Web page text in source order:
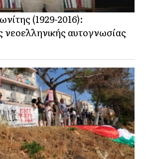
(1929-2016):
νεοελληνικής αυτογνωσίας